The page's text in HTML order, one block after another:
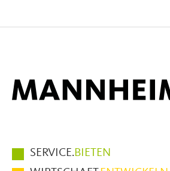
Hauptmenüpunkte
im
SERVICE.BIETEN